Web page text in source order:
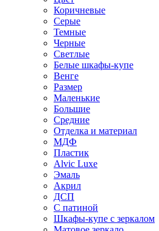
Коричневые
Серые
Темные
Черные
Светлые
Белые шкафы-купе
Венге
Размер
Маленькие
Большие
Средние
Отделка и материал
МДФ
Пластик
Alvic Luxe
Эмаль
Акрил
ДСП
С патиной
Шкафы-купе с зеркалом